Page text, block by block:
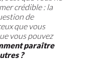
crédible : la
de
que vous
vous pouvez
paraître
?